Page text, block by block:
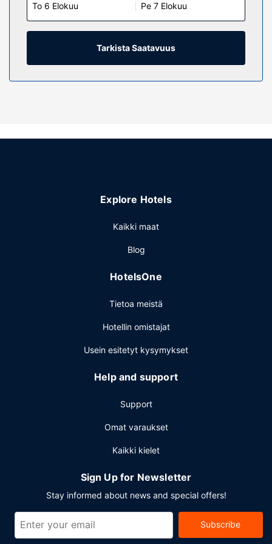
Varusteluun kuuluu tallelokero, työpöytä ja puhelin (ilmaiset
paikallispuhelut).
Palveluihin kuuluu ilmainen pysäköinti.
To 6 Elokuu Pe 7 Elokuu
Tarkista Saatavuus
Explore Hotels
Kaikki maat
Blog
HotelsOne
Tietoa meistä
Hotellin omistajat
Usein esitetyt kysymykset
Help and support
Support
Omat varaukset
Kaikki kielet
Sign Up for Newsletter
Stay informed about news and special offers!
Subscribe